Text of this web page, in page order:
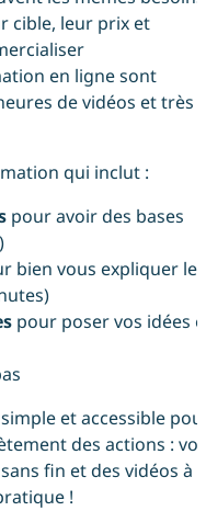
cible, leur prix et
en ligne sont
de vidéos et très
qui inclut :
pour avoir des bases
bien vous expliquer les
pour poser vos idées
et accessible
des actions :
fin et des vidéos à
!